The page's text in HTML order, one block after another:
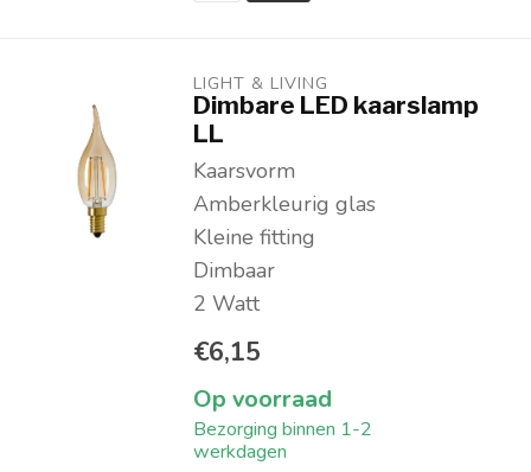
LIGHT & LIVING
Dimbare LED kaarslamp
LL
Kaarsvorm
Amberkleurig glas
Kleine fitting
Dimbaar
2 Watt
€6,15
Op voorraad
Bezorging binnen 1-2
werkdagen